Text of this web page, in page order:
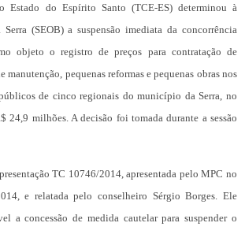
Estado do Espírito Santo (TCE-ES) determinou à
Serra (SEOB) a suspensão imediata da concorrência
objeto o registro de preços para contratação de
manutenção, pequenas reformas e pequenas obras nos
de cinco regionais do município da Serra, no
24,9 milhões. A decisão foi tomada durante a sessão
TC 10746/2014, apresentada pelo MPC no
e relatada pelo conselheiro Sérgio Borges. Ele
a concessão de medida cautelar para suspender o